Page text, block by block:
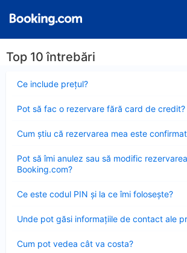
Top 10 întrebări
Ce include preţul?
închis
Pot să fac o rezervare fără card de credit?
închis
Cum ştiu că rezervarea mea este
închis
Pot să îmi anulez sau să modific
Booking.com?
închis
Ce este codul PIN şi la ce îmi foloseşte?
închis
Unde pot găsi informațiile de contact ale
închis
Cum pot vedea cât va costa?
închis